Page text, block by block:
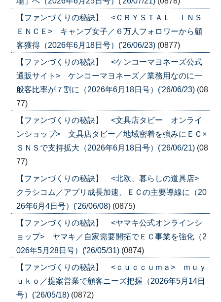
【ファンづくりの秘訣】 <ＣＲＹＳＴＡＬ ＩＮＳ
ＥＮＣＥ> キャンプ女子／６万人フォロワーから顧
客獲得（2026年6月18日号）('26/06/23) (0877)
【ファンづくりの秘訣】 <ケンコーマヨネーズ公式
通販サイト> ケンコーマヨネーズ／業務用なのに一
般客比率が７割に（2026年6月18日号）('26/06/23) (08
77)
【ファンづくりの秘訣】 <文具店タビー オンライ
ンショップ> 文具店タビー／地域密着を強みにＥＣ×
ＳＮＳで支持拡大（2026年6月18日号）('26/06/21) (08
77)
【ファンづくりの秘訣】 <北欧、暮らしの道具店>
クラシコム／アプリ成長加速、ＥＣの主要導線に（20
26年6月4日号）('26/06/08) (0875)
【ファンづくりの秘訣】 <ヤマキ公式オンラインシ
ョップ> ヤマキ／自家需要開拓でＥＣ事業を強化（2
026年5月28日号）('26/05/31) (0874)
【ファンづくりの秘訣】 <ｃｕｃｃｕｍａ> ｍｕｙ
ｕｋｏ／提案営業で顧客ニーズ把握（2026年5月14日
号）('26/05/18) (0872)